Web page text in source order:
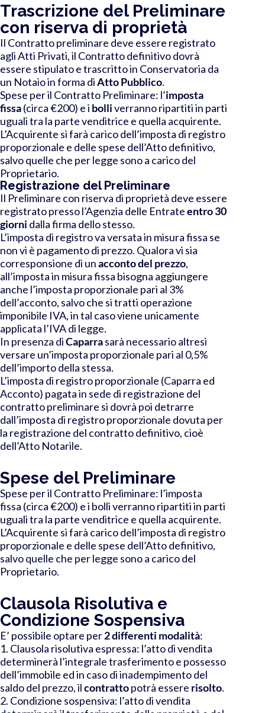
Trascrizione del Preliminare
con riserva di proprietà
Il Contratto preliminare deve essere registrato
agli Atti Privati, il Contratto definitivo dovrà
essere stipulato e trascritto in Conservatoria da
un Notaio in forma diAtto Pubblico.
Spese per il Contratto Preliminare: l’imposta
fissa(circa €200) e i bolliverranno ripartiti in parti
uguali tra la parte venditrice e quella acquirente.
L’Acquirente si farà carico dell’imposta di registro
proporzionale e delle spese dell’Atto definitivo,
salvo quelle che per legge sono a carico del
Proprietario.
Registrazione del Preliminare
Il Preliminare con riserva di proprietà deve essere
registrato presso l’Agenzia delle Entrateentro 30
giorni dalla firma dello stesso.
L’imposta di registro va versata in misura fissa se
non vi è pagamento di prezzo. Qualora vi sia
corresponsione di unacconto del prezzo,
all’imposta in misura fissa bisogna aggiungere
anche l’imposta proporzionale pari al 3%
dell’acconto, salvo che si tratti operazione
imponibile IVA, in tal caso viene unicamente
applicata l’IVA di legge.
In presenza diCaparrasarà necessario altresì
versare un’imposta proporzionale pari al 0,5%
dell’importo della stessa.
L’imposta di registro proporzionale (Caparra ed
Acconto) pagata in sede di registrazione del
contratto preliminare si dovrà poi detrarre
dall’imposta di registro proporzionale dovuta per
la registrazione del contratto definitivo, cioè
dell’Atto Notarile.
Spese del Preliminare
Spese per il Contratto Preliminare: l’imposta
fissa (circa €200) e i bolli verranno ripartiti in parti
uguali tra la parte venditrice e quella acquirente.
L’Acquirente si farà carico dell’imposta di registro
proporzionale e delle spese dell’Atto definitivo,
salvo quelle che per legge sono a carico del
Proprietario.
Clausola Risolutiva e
Condizione Sospensiva
E’ possibile optare per2 differenti modalità:
1. Clausola risolutiva espressa: l’atto di vendita
determinerà l’integrale trasferimento e possesso
dell’immobile ed in caso di inadempimento del
saldo del prezzo, ilcontrattopotrà essere risolto.
2. Condizione sospensiva: l’atto di vendita